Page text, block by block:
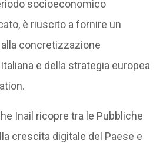
socioeconomico
è riuscito a fornire un
concretizzazione
e della strategia europea
Inail ricopre tra le Pubbliche
crescita digitale del Paese e